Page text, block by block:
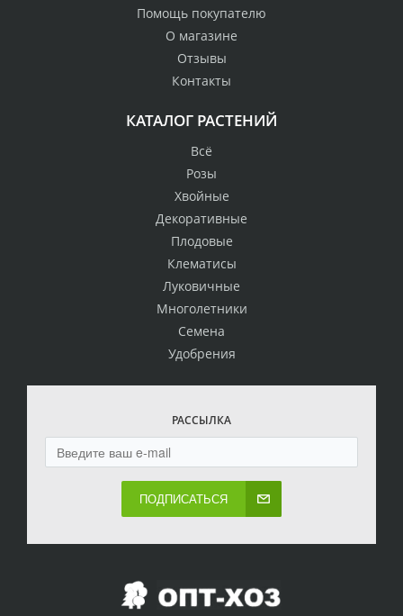
Помощь покупателю
О магазине
Отзывы
Контакты
КАТАЛОГ РАСТЕНИЙ
Всё
Розы
Хвойные
Декоративные
Плодовые
Клематисы
Луковичные
Многолетники
Семена
Удобрения
РАССЫЛКА
ПОДПИСАТЬСЯ